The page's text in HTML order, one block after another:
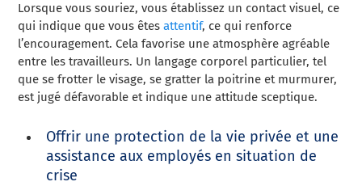
Lorsque vous souriez, vous établissez un contact visuel, ce
qui indique que vous êtesattentif, ce qui renforce
l’encouragement. Cela favorise une atmosphère agréable
entre les travailleurs. Un langage corporel particulier, tel
que se frotter le visage, se gratter la poitrine et murmurer,
est jugé défavorable et indique une attitude sceptique.
Offrir une protection de la vie privée et une
assistance aux employés en situation de
crise